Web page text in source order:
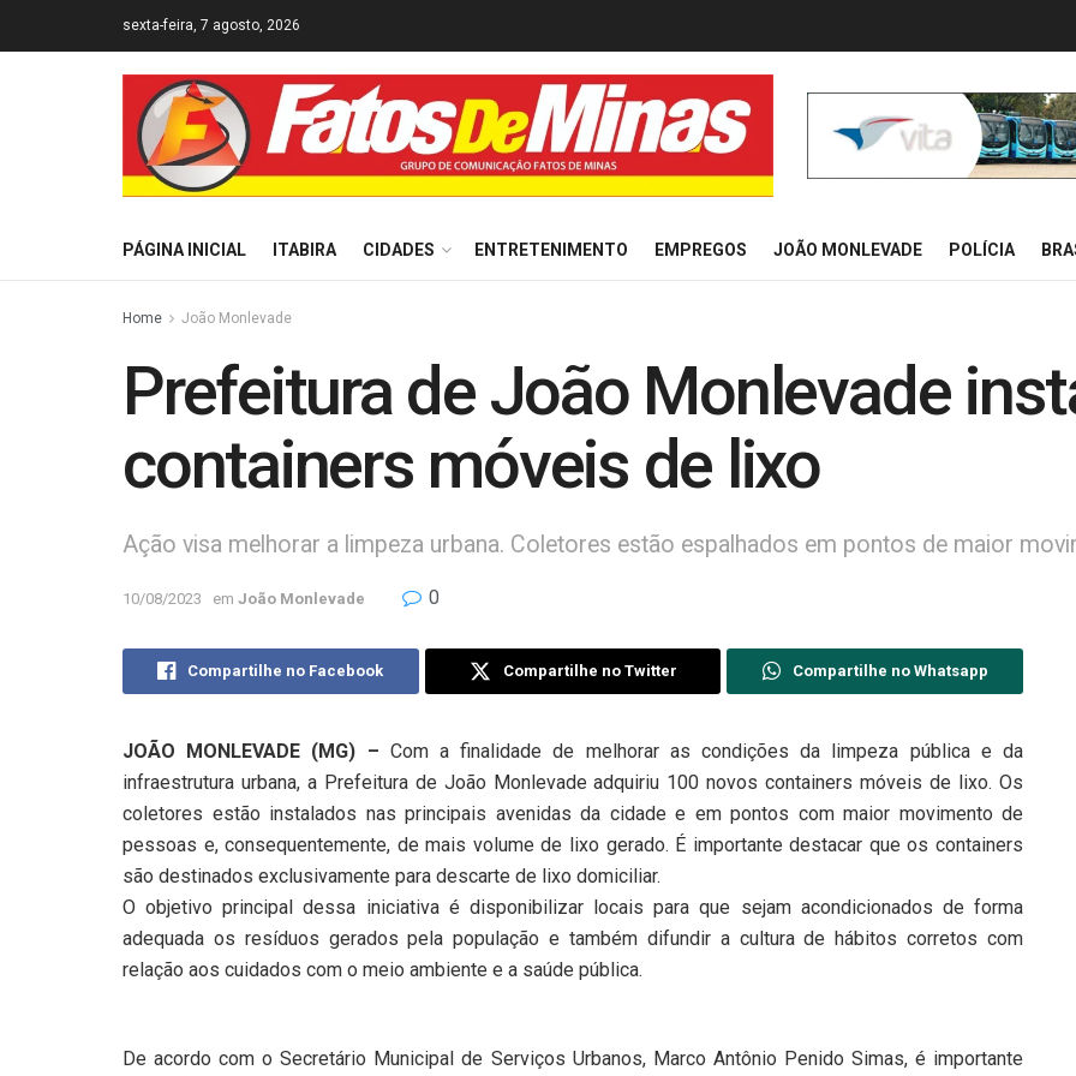
sexta-feira, 7 agosto, 2026
PÁGINA INICIAL ITABIRA CIDADES ENTRETENIMENTO EMPREGOS JOÃO MONLEVADE POLÍCIA
Home João Monlevade
Prefeitura de João Monlevade
containers móveis de lixo
Ação visa melhorar a limpeza urbana. Coletores estão espalhados em pontos de maior
10/08/2023 em João Monlevade 0
Compartilhe no Facebook Compartilhe no Twitter Compartilhe no Whatsapp
JOÃO MONLEVADE (MG) – Com a finalidade de melhorar as condições da limpeza pública e da
infraestrutura urbana, a Prefeitura de João Monlevade adquiriu 100 novos containers móveis de lixo. Os
coletores estão instalados nas principais avenidas da cidade e em pontos com maior movimento de
pessoas e, consequentemente, de mais volume de lixo gerado. É importante destacar que os containers
são destinados exclusivamente para descarte de lixo domiciliar.
O objetivo principal dessa iniciativa é disponibilizar locais para que sejam acondicionados de forma
adequada os resíduos gerados pela população e também difundir a cultura de hábitos corretos com
relação aos cuidados com o meio ambiente e a saúde pública.
De acordo com o Secretário Municipal de Serviços Urbanos, Marco Antônio Penido Simas, é importante